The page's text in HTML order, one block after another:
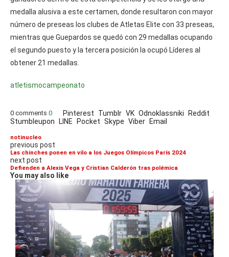
medalla alusiva a este certamen, donde resultaron con mayor
número de preseas los clubes de Atletas Elite con 33 preseas,
mientras que Guepardos se quedó con 29 medallas ocupando
el segundo puesto y la tercera posición la ocupó Líderes al
obtener 21 medallas.
atletismocampeonato
0 comments 0 Pinterest Tumblr VK Odnoklassniki
Reddit
Stumbleupon
LINE Pocket Skype Viber Email
notinucleo
previous post
Las chinches ponen en vilo a los Juegos Olímpicos París 2024
next post
Defienden a Alexis Vega y Cristian Calderón tras polémica
You may also like